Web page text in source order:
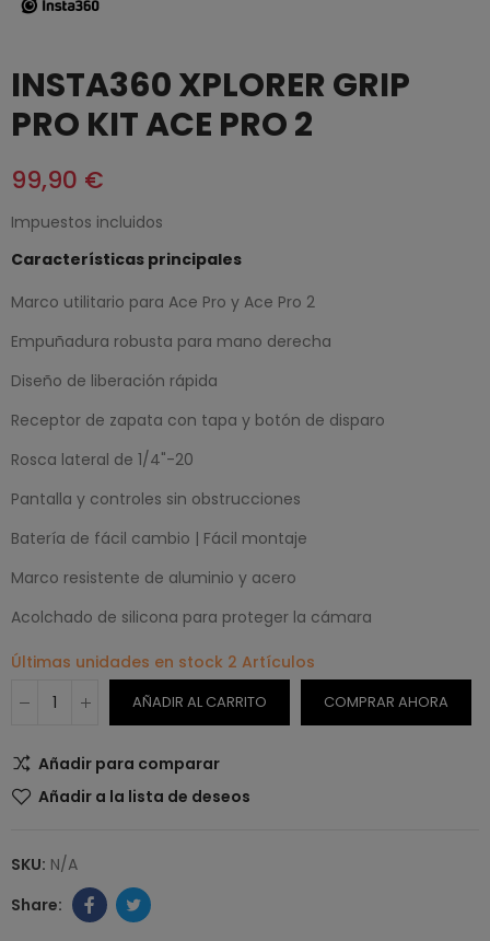
INSTA360 XPLORER GRIP
PRO KIT ACE PRO 2
99,90 €
Impuestos incluidos
Características principales
Marco utilitario para Ace Pro y Ace Pro 2
Empuñadura robusta para mano derecha
Diseño de liberación rápida
Receptor de zapata con tapa y botón de disparo
Rosca lateral de 1/4"-20
Pantalla y controles sin obstrucciones
Batería de fácil cambio | Fácil montaje
Marco resistente de aluminio y acero
Acolchado de silicona para proteger la cámara
Últimas unidades en stock 2 Artículos
AÑADIR AL CARRITO COMPRAR AHORA
Añadir para comparar
Añadir a la lista de deseos
SKU: N/A